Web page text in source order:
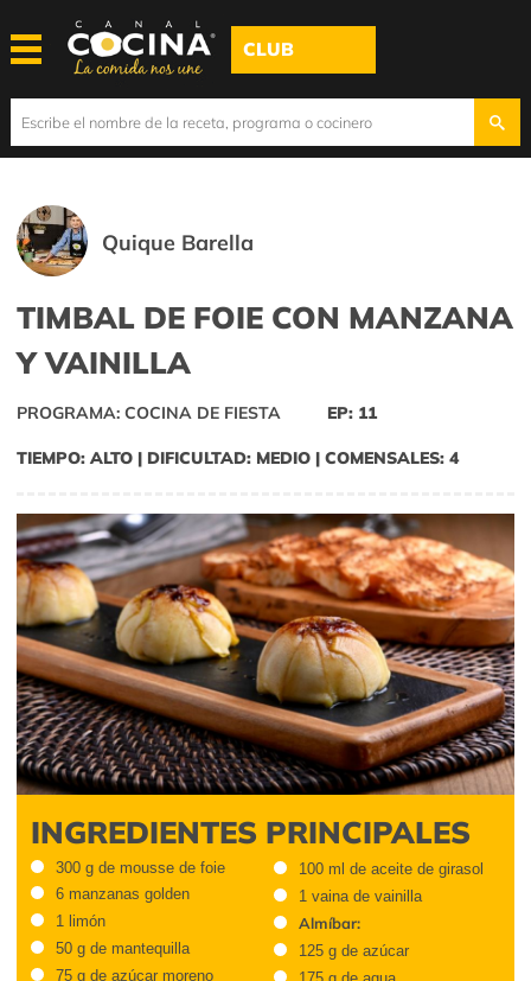
CLUB
Quique Barella
TIMBAL DE FOIE CON MANZANA
Y VAINILLA
PROGRAMA: COCINA DE FIESTA EP: 11
TIEMPO: ALTO | DIFICULTAD: MEDIO | COMENSALES: 4
INGREDIENTES PRINCIPALES
300 g de mousse de foie
6 manzanas golden
1 limón
50 g de mantequilla
75 g de azúcar moreno
100 ml de aceite de girasol
1 vaina de vainilla
Almíbar:
125 g de azúcar